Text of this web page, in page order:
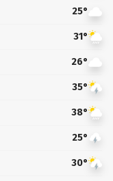
25°
31°
26°
35°
38°
25°
30°